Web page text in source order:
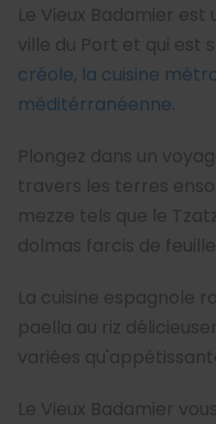
Le Vieux Badamier
ville du Port et qui est
créole, la cuisine
méditérranéenne.
Plongez dans un
travers les terres
mezze tels que le
dolmas farcis de
La cuisine espagnole
paella au riz
variées
Le Vieux Badamier